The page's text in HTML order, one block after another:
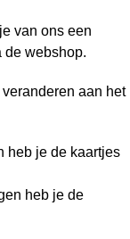
van ons een
de webshop.
aan het
heb je de kaartjes
heb je de